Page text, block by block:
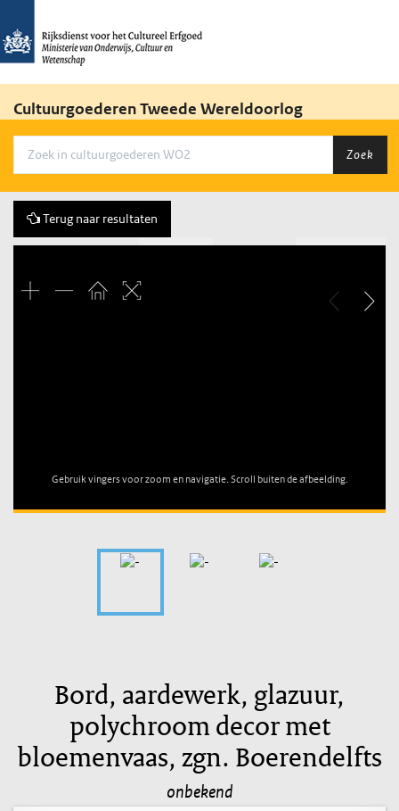
Cultuurgoederen Tweede Wereldoorlog
Zoek
Terug naar resultaten
Gebruik vingers voor zoom en navigatie. Scroll buiten de afbeelding.
Bord, aardewerk, glazuur,
polychroom decor met
bloemenvaas, zgn. Boerendelfts
onbekend